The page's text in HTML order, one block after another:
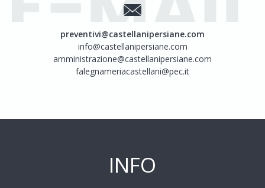
preventivi@castellanipersiane.com
info@castellanipersiane.com
amministrazione@castellanipersiane.com
falegnameriacastellani@pec.it
INFO